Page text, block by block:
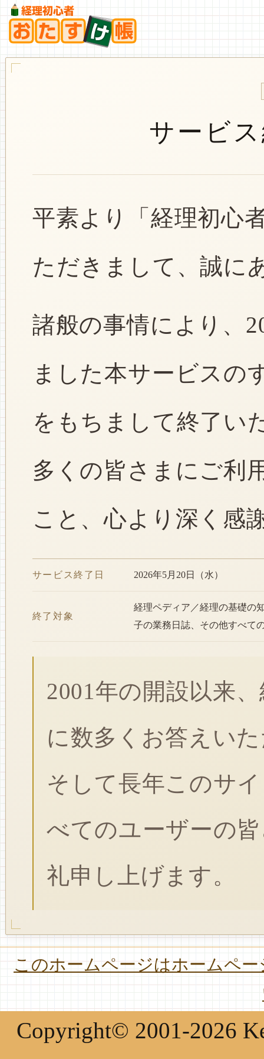
サービ
平素より「経理初心
ただきまして、誠に
諸般の事情により、
ました本サービスの
をもちまして終了い
多くの皆さまにご利
こと、心より深く感
サービス終了日 2026年5月20日（水）
終了対象
経理ペディア／経理の基礎の
子の業務日誌、その他すべて
2001年の開設以来
に数多くお答えい
そして長年このサ
べてのユーザーの
礼申し上げます。
このホームページはホームペ
Copyright© 2001-2026